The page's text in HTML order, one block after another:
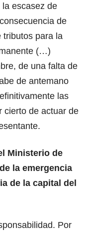
escasez de
de
tributos para la
(…)
de una falta de
de antemano
las
cierto de actuar de
Ministerio de
la emergencia
de la capital del
Por